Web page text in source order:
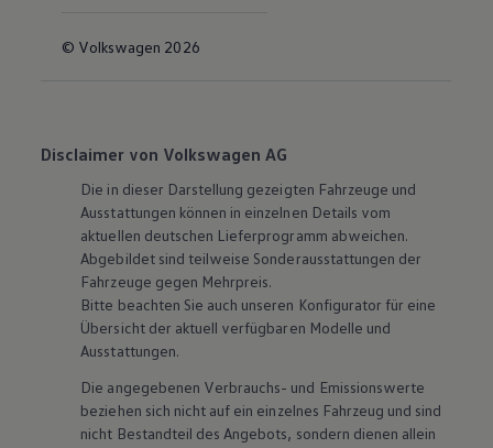
© Volkswagen 2026
Disclaimer von Volkswagen AG
Die in dieser Darstellung gezeigten Fahrzeuge und
Ausstattungen können in einzelnen Details vom
aktuellen deutschen Lieferprogramm abweichen.
Abgebildet sind teilweise Sonderausstattungen der
Fahrzeuge gegen Mehrpreis.
Bitte beachten Sie auch unseren Konfigurator für eine
Übersicht der aktuell verfügbaren Modelle und
Ausstattungen.
Die angegebenen Verbrauchs- und Emissionswerte
beziehen sich nicht auf ein einzelnes Fahrzeug und sind
nicht Bestandteil des Angebots, sondern dienen allein